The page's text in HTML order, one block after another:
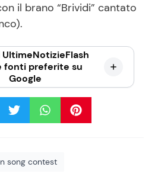
il brano “Brividi” cantato
UltimeNotizieFlash
fonti preferite su
Google
song contest